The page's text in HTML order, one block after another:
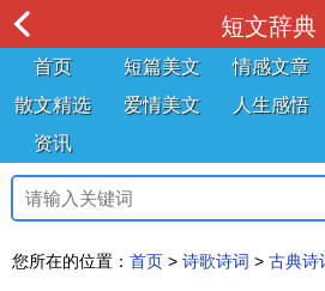
短文辞典
首页 短篇美文 情感文章
散文精选
爱情美文 人生感悟
资讯
您所在的位置： 首页 > 诗歌诗词 > 古典诗